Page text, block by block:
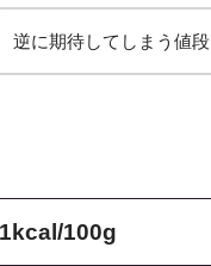
逆に期待してしまう値段
100g